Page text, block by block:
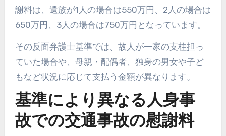
謝料は、遺族が1人の場合は550万円、2人の場合は
650万円、3人の場合は750万円となっています。
その反面弁護士基準では、故人が一家の支柱担っ
ていた場合や、母親・配偶者、独身の男女や子ど
もなど状況に応じて支払う金額が異なります。
基準により異なる人身事
故での交通事故の慰謝料